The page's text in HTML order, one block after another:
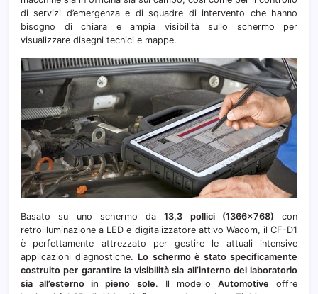
di servizi d’emergenza e di squadre di intervento che hanno
bisogno di chiara e ampia visibilità sullo schermo per
visualizzare disegni tecnici e mappe.
Basato su uno schermo da13,3 pollici (1366×768) con
retroilluminazione a LED e digitalizzatore attivo Wacom, il CF-D1
è perfettamente attrezzato per gestire le attuali intensive
applicazioni diagnostiche. Lo schermo è stato specificamente
costruito per garantire la visibilità sia all’interno del laboratorio
siaall’esterno in pieno sole. Il modello Automotive offre